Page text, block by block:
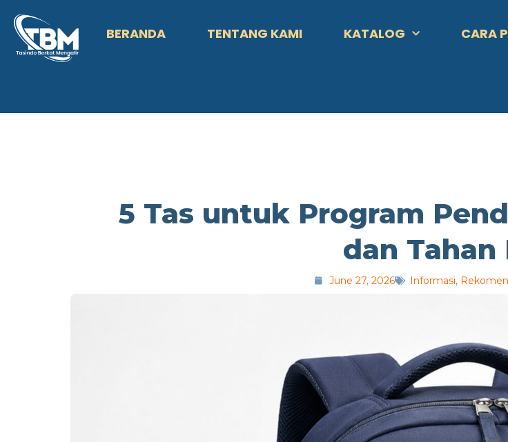
BERANDA TENTANG KAMI KATALOG CARA
5 Tas untuk Program
dan Tahan
June 27, 2026 Informasi,